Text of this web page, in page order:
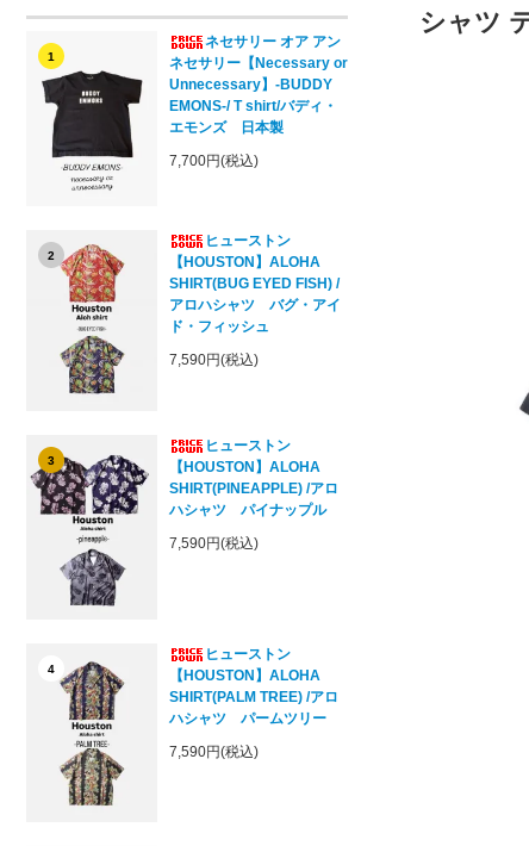
1
ネセサリー オア アン
ネセサリー【Necessary or
Unnecessary】-BUDDY
EMONS-/ T shirt/バディ・
エモンズ 日本製
7,700円(税込)
2
ヒューストン
【HOUSTON】ALOHA
SHIRT(BUG EYED FISH) /
アロハシャツ バグ・アイ
ド・フィッシュ
7,590円(税込)
3
ヒューストン
【HOUSTON】ALOHA
SHIRT(PINEAPPLE) /アロ
ハシャツ パイナップル
7,590円(税込)
4
ヒューストン
【HOUSTON】ALOHA
SHIRT(PALM TREE) /アロ
ハシャツ パームツリー
7,590円(税込)
シャツ